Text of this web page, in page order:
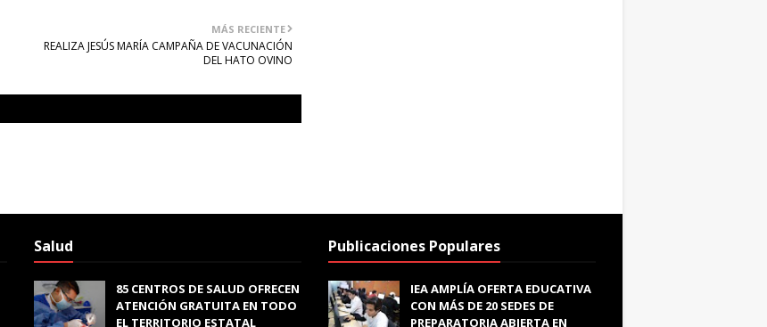
MÁS RECIENTE
REALIZA JESÚS MARÍA CAMPAÑA DE VACUNACIÓN
DEL HATO OVINO
Salud
85 CENTROS DE SALUD OFRECEN
ATENCIÓN GRATUITA EN TODO
EL TERRITORIO ESTATAL
Publicaciones Populares
IEA AMPLÍA OFERTA EDUCATIVA
CON MÁS DE 20 SEDES DE
PREPARATORIA ABIERTA EN